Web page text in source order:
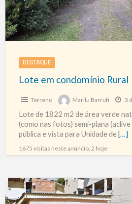
DESTAQUE
Lote em condomínio Rural
Terreno Marilu Barrufi 3
Lote de 1822 m2 de área verde
(como nas fotos) semi-plana
pública e vista para Unidade de […]
1675 visitas neste anúncio, 2 hoje
TERRENO
À